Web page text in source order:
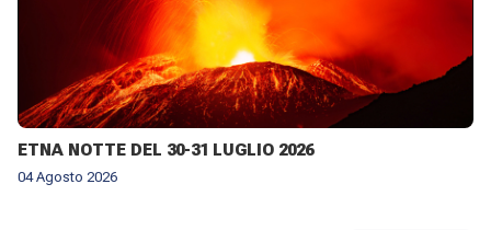
ETNA NOTTE DEL 30-31 LUGLIO 2026
04 Agosto 2026